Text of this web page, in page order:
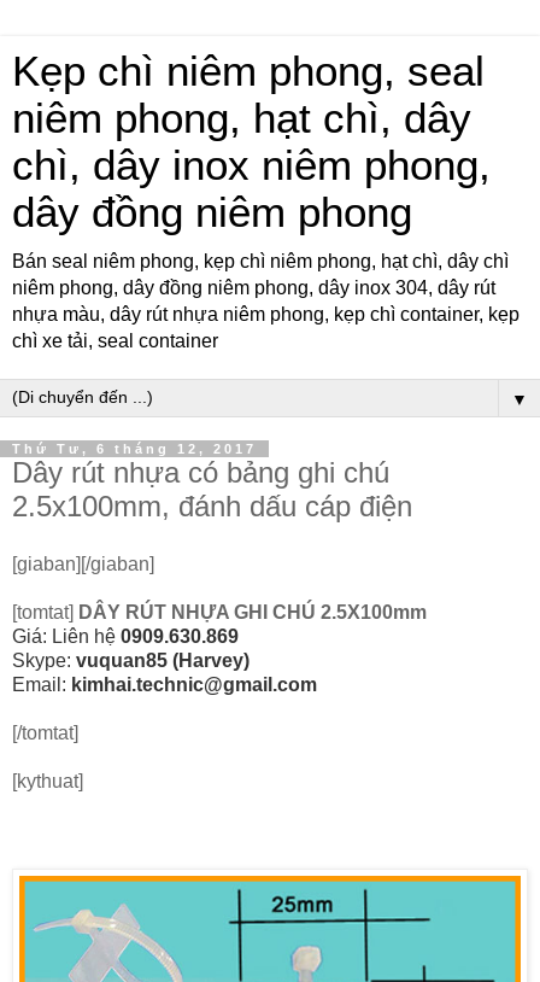
Kẹp chì niêm phong, seal
niêm phong, hạt chì, dây
chì, dây inox niêm phong,
dây đồng niêm phong
Bán seal niêm phong, kẹp chì niêm phong, hạt chì, dây chì
niêm phong, dây đồng niêm phong, dây inox 304, dây rút
nhựa màu, dây rút nhựa niêm phong, kẹp chì container, kẹp
chì xe tải, seal container
▼
Thứ Tư, 6 tháng 12, 2017
Dây rút nhựa có bảng ghi chú
2.5x100mm, đánh dấu cáp điện
[giaban][/giaban]
[tomtat] DÂY RÚT NHỰA GHI CHÚ 2.5X100mm
Giá: Liên hệ 0909.630.869
Skype: vuquan85 (Harvey)
Email: kimhai.technic@gmail.com
[/tomtat]
[kythuat]